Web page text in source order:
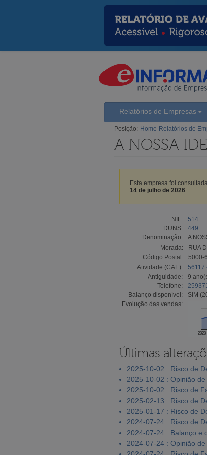
Relatórios de Empresas
Posição: Home Relatórios de
A NOSSA
Esta empresa foi consultada
14 de julho de 2026
NIF:
514...
DUNS:
449...
Denominação:
A
Morada:
RUA
Código Postal:
5000-
Atividade (CAE):
56117
Antiguidade:
9
Telefone:
Balanço disponível:
SIM
Evolução das vendas:
2020
Últimas
2025-10-02 : Risco de
2025-10-02 : Opinião de
2025-10-02 : Risco de
2025-02-13 : Risco de
2025-01-17 : Risco de
2024-07-24 : Risco de
2024-07-24 : Balanço e
2024-07-24 : Opinião de